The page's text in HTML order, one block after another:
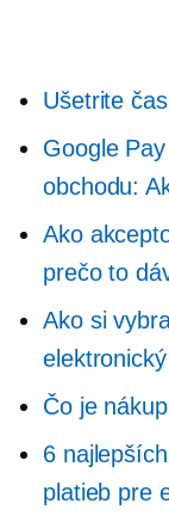
Ušetrite
Google
obchodu:
Ako
prečo to
Ako si
Čo je
6
platieb pre